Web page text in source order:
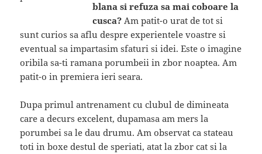
blana si refuza sa mai coboare la
cusca? Am patit-o urat de tot si
sunt curios sa aflu despre experientele voastre si
eventual sa impartasim sfaturi si idei. Este o imagine
oribila sa-ti ramana porumbeii in zbor noaptea. Am
patit-o in premiera ieri seara.
Dupa primul antrenament cu clubul de dimineata
care a decurs excelent, dupamasa am mers la
porumbei sa le dau drumu. Am observat ca stateau
toti in boxe destul de speriati, atat la zbor cat si la